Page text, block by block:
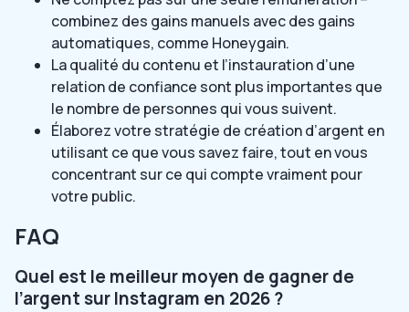
combinez des gains manuels avec des gains
automatiques, comme Honeygain.
La qualité du contenu et l’instauration d’une
relation de confiance sont plus importantes que
le nombre de personnes qui vous suivent.
Élaborez votre stratégie de création d’argent en
utilisant ce que vous savez faire, tout en vous
concentrant sur ce qui compte vraiment pour
votre public.
FAQ
Quel est le meilleur moyen de gagner de
l’argent sur Instagram en 2026 ?